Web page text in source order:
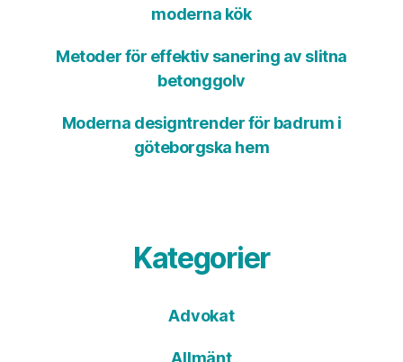
moderna kök
Metoder för effektiv sanering av slitna
betonggolv
Moderna designtrender för badrum i
göteborgska hem
Kategorier
Advokat
Allmänt